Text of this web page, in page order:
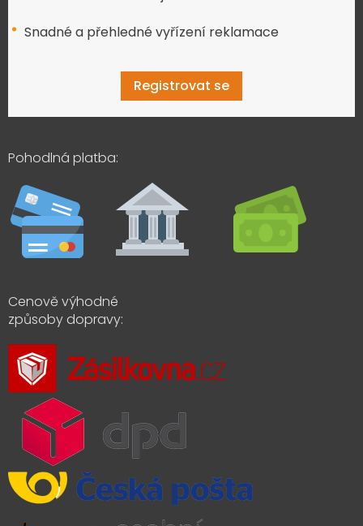
Snadné a přehledné vyřízení reklamace
Registrovat se
Pohodlná platba:
Cenově výhodné
způsoby dopravy: